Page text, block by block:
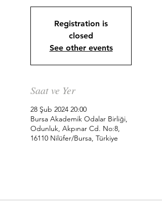
Registration is
closed
See other events
Saat ve Yer
28 Şub 2024 20:00
Bursa Akademik Odalar Birliği,
Odunluk, Akpınar Cd. No:8,
16110 Nilüfer/Bursa, Türkiye